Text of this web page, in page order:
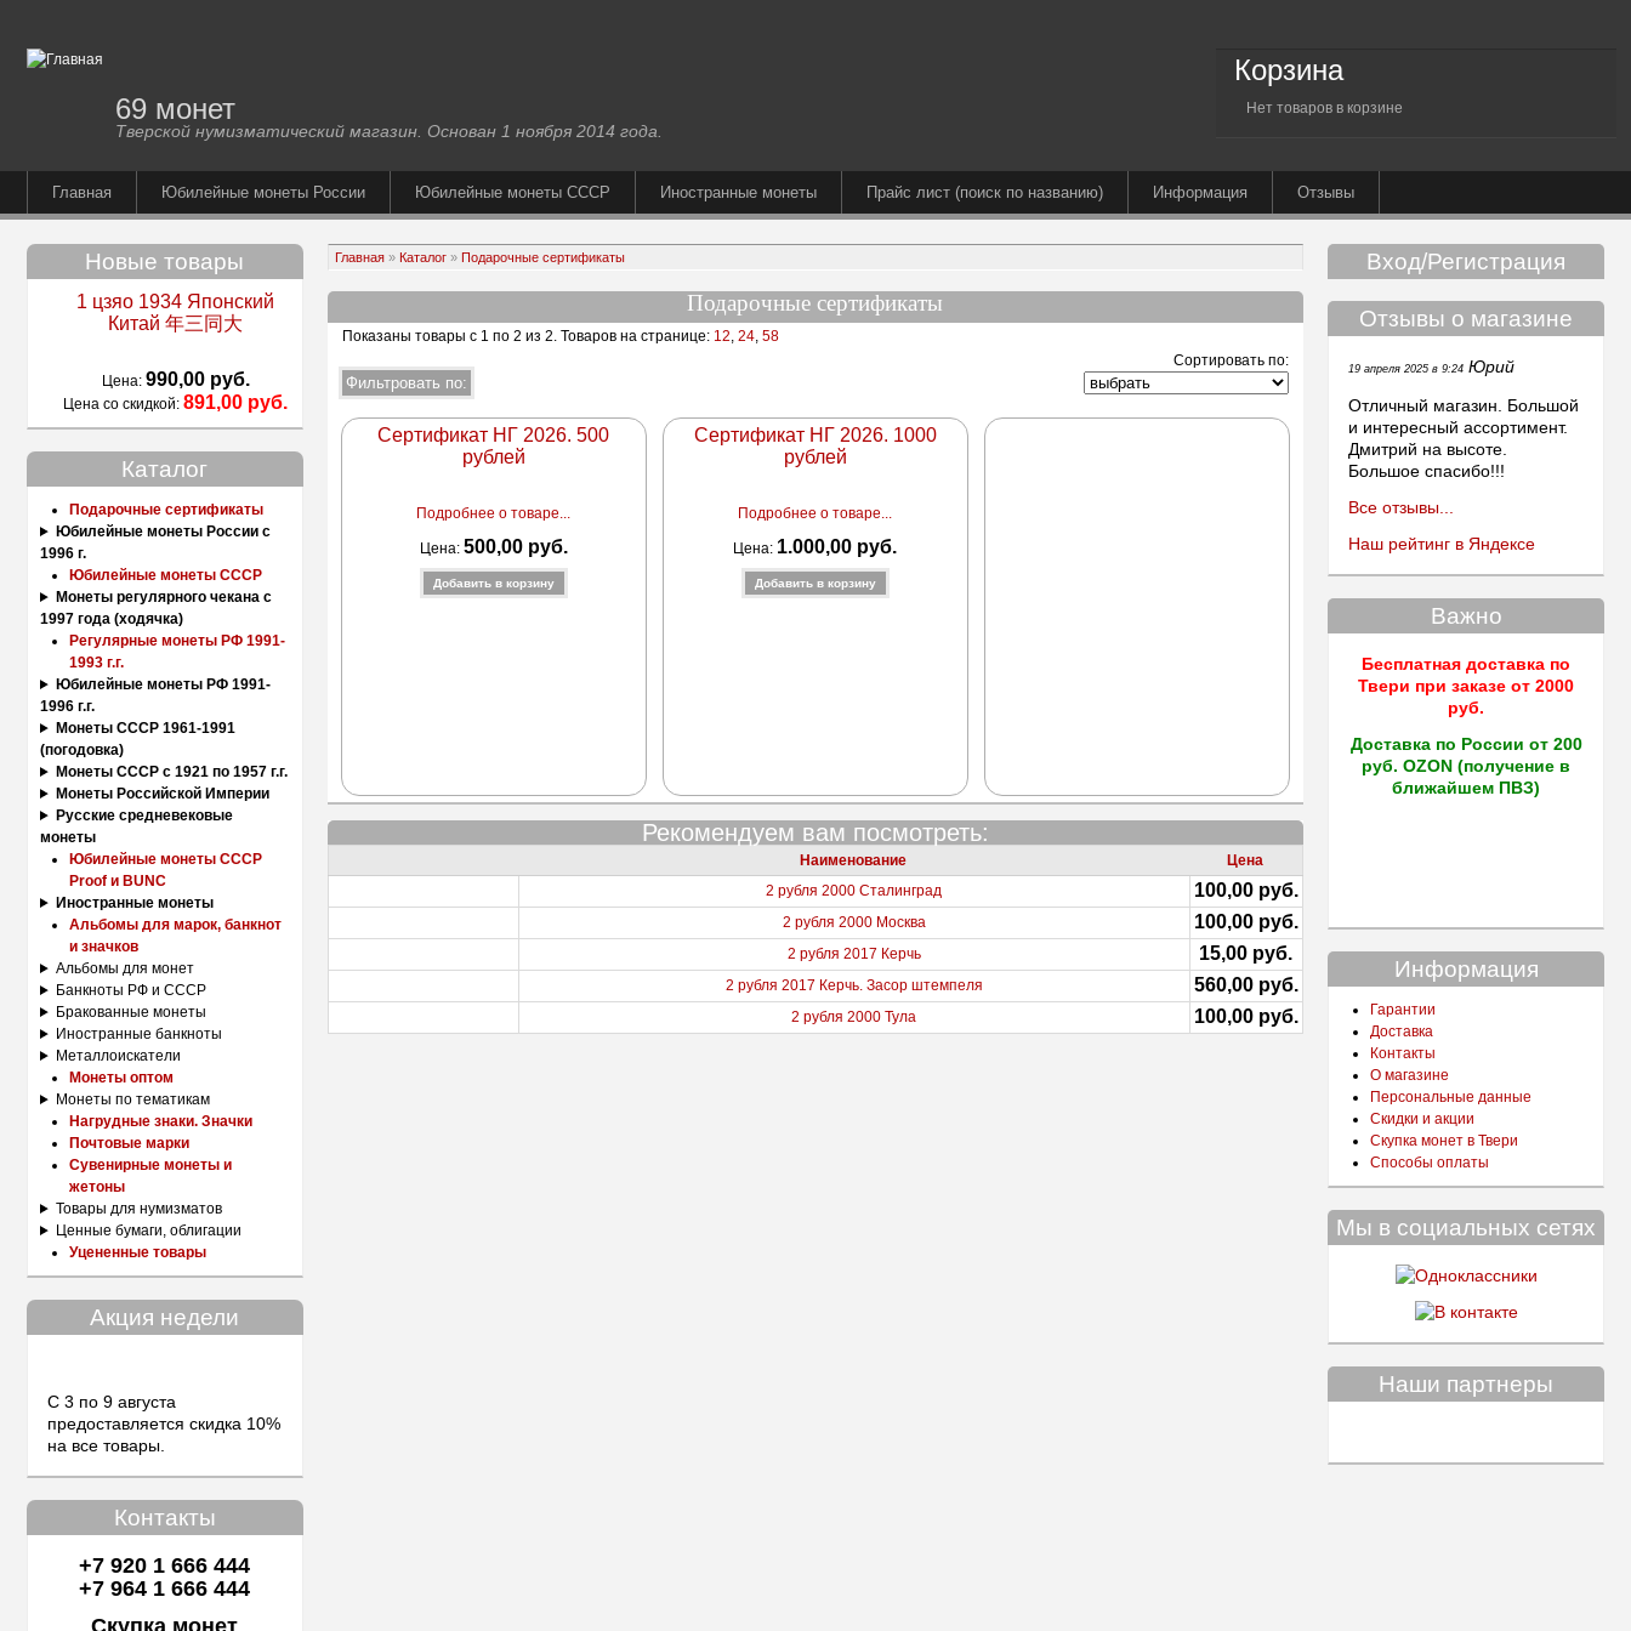
69 монет
Тверской нумизматический магазин. Основан 1 ноября 2014 года.
Корзина
Нет товаров в корзине
Главная Юбилейные монеты России Юбилейные монеты СССР Иностранные монеты Прайс лист (поиск по названию) Информация Отзывы
Новые товары
1 цзяо 1934 Японский
Китай 年三同大
Цена: 990,00 руб.
Цена со скидкой:891,00 руб.
Каталог
Подарочные сертификаты
Юбилейные монеты России с
1996 г.
Юбилейные монеты СССР
Монеты регулярного чекана с
1997 года (ходячка)
Регулярные монеты РФ 1991-
1993 г.г.
Юбилейные монеты РФ 1991-
1996 г.г.
Монеты СССР 1961-1991
(погодовка)
Монеты СССР с 1921 по 1957 г.г.
Монеты Российской Империи
Русские средневековые
монеты
Юбилейные монеты СССР
Proof и BUNC
Иностранные монеты
Альбомы для марок, банкнот
и значков
Альбомы для монет
Банкноты РФ и СССР
Бракованные монеты
Иностранные банкноты
Металлоискатели
Монеты оптом
Монеты по тематикам
Нагрудные знаки. Значки
Почтовые марки
Сувенирные монеты и
жетоны
Товары для нумизматов
Ценные бумаги, облигации
Уцененные товары
Акция недели
С 3 по 9 августа
предоставляется скидка 10%
на все товары.
Контакты
+7 920 1 666 444
+7 964 1 666 444
Скупка монет
Главная» Каталог» Подарочные сертификаты
Подарочные сертификаты
Показаны товары с 1 по 2 из 2. Товаров на странице:12, 24, 58
Сортировать по:
Сертификат НГ 2026. 500
рублей
Подробнее о товаре...
Цена: 500,00 руб.
Сертификат НГ 2026. 1000
рублей
Подробнее о товаре...
Цена: 1.000,00 руб.
Рекомендуем вам посмотреть:
Наименование
Цена
2 рубля 2000 Сталинград
100,00 руб.
2 рубля 2000 Москва 100,00 руб.
2 рубля 2017 Керчь 15,00 руб.
2 рубля 2017 Керчь. Засор штемпеля 560,00 руб.
2 рубля 2000 Тула 100,00 руб.
Вход/Регистрация
Отзывы о магазине
19 апреля 2025 в 9:24 Юрий
Отличный магазин. Большой
и интересный ассортимент.
Дмитрий на высоте.
Большое спасибо!!!
Все отзывы...
Наш рейтинг в Яндексе
Важно
Бесплатная доставка по
Твери при заказе от 2000
руб.
Доставка по России от 200
руб. OZON (получение в
ближайшем ПВЗ)
Информация
Гарантии
Доставка
Контакты
О магазине
Персональные данные
Скидки и акции
Скупка монет в Твери
Способы оплаты
Мы в социальных сетях
Наши партнеры